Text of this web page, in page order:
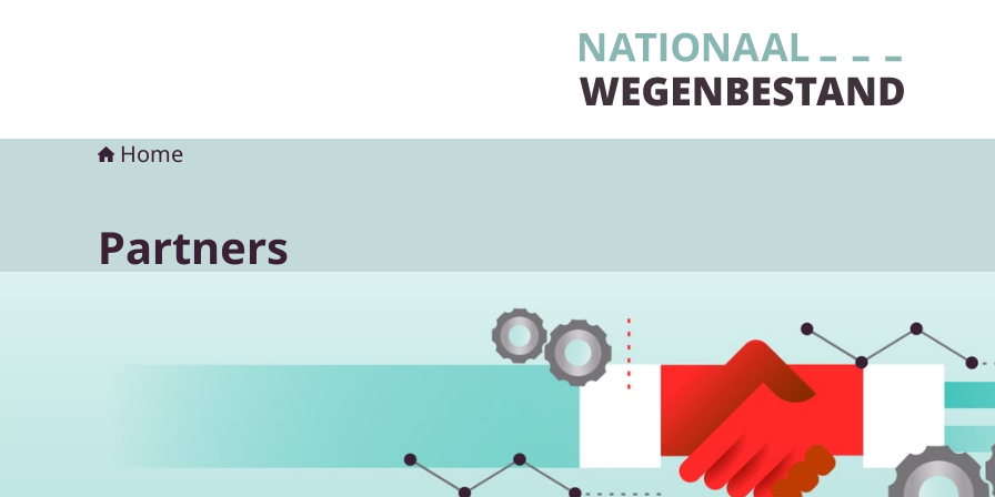
Home
Partners